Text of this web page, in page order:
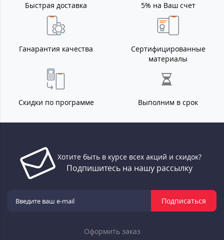
Быстрая доставка 5% на Ваш счет
Ганарантия качества
Сертифицированные
материалы
Скидки по программе Выполним в срок
Хотите быть в курсе всех акций и скидок?
Подпишитесь на нашу рассылку
Подписаться
Оформить заказ